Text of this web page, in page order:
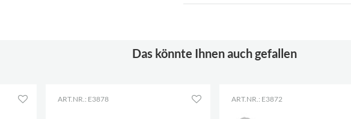
Farbe
Schwarz
Das könnte Ihnen auch gefallen
ART.NR.: E3878 ART.NR.: E3872